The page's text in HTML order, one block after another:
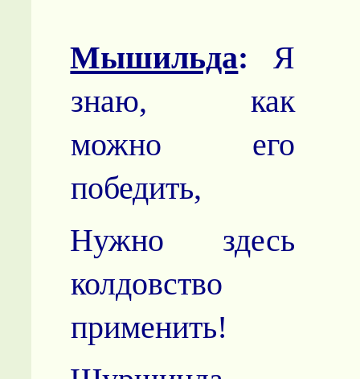
Мышильда: Я
знаю, как
можно его
победить,
Нужно здесь
колдовство
применить!